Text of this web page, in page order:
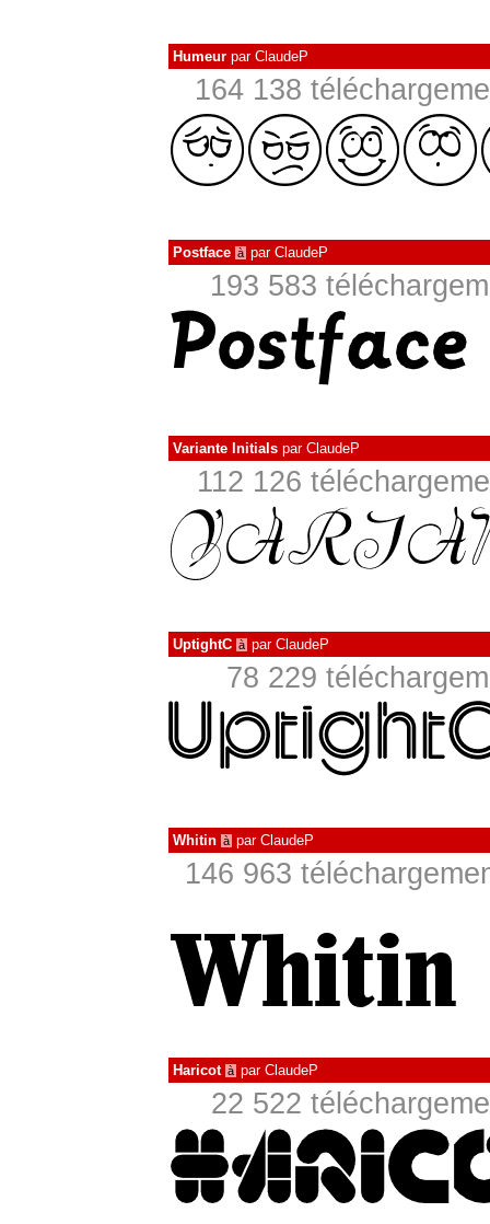
Humeur par ClaudeP
164 138
Postface à par ClaudeP
193 583
Variante Initials par ClaudeP
112 126
UptightC à par ClaudeP
78 229
Whitin à par ClaudeP
146 963
Haricot à par ClaudeP
22 522